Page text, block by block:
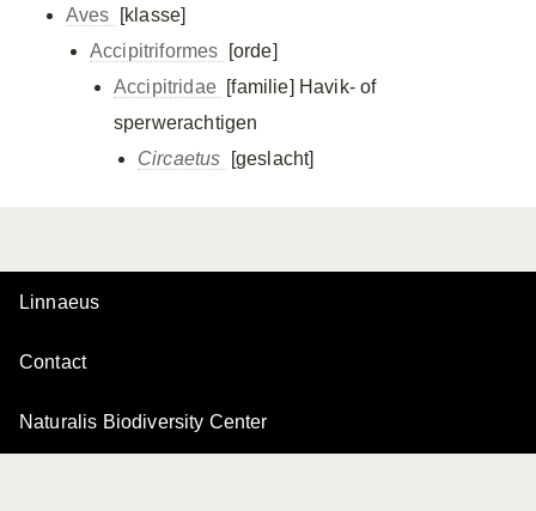
Aves
[klasse]
Accipitriformes
[orde]
Accipitridae [familie] Havik- of
sperwerachtigen
Circaetus
[geslacht]
Linnaeus
Contact
Naturalis Biodiversity Center